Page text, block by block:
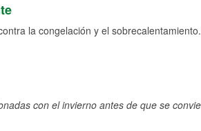
la congelación y el sobrecalentamiento.
con el invierno antes de que se